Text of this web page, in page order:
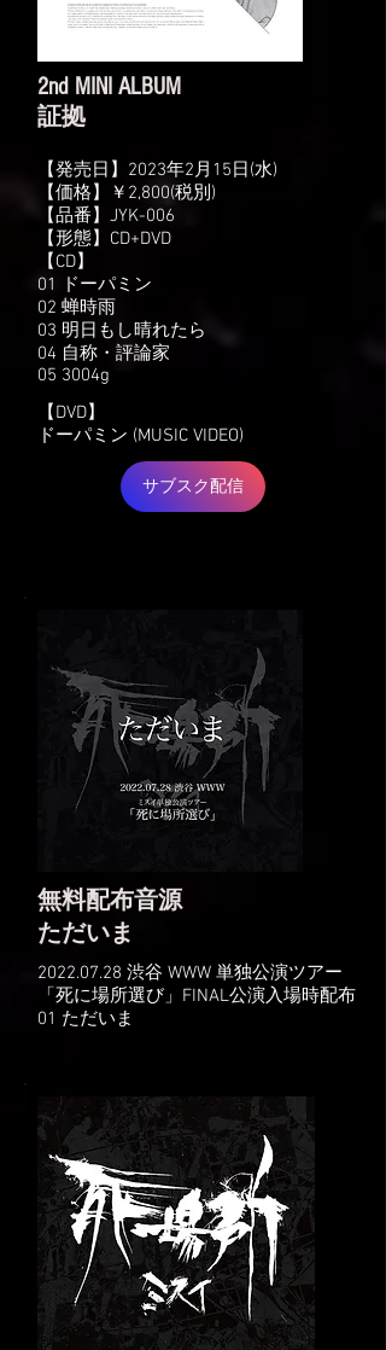
2nd MINI ALBUM
​証拠
【発売日】2023年2月15日‬(水)
‪【価格】￥2,800(税別)
‪【品番】JYK-006
‪【形態】CD+DVD
​【CD】
01 ドーパミン
02 蝉時雨
03 明日もし晴れたら
04 自称・評論家
05 3004g
【DVD】
ドーパミン (MUSIC VIDEO)
サブスク配信
無料配布音源
​ただいま
2022.07.28 渋谷 WWW 単独公演ツアー
「死に場所選び」FINAL公演入場時配布
01 ただいま